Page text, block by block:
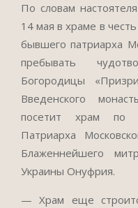
По словам
14 мая в храме в
бывшего патриарха
пребывать
Богородицы
Введенского
посетит храм по
Патриарха
Блаженнейшего
Украины Онуфрия.
— Храм еще